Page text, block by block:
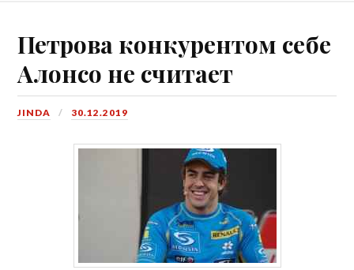
Петрова конкурентом себе
Алонсо не считает
JINDA 30.12.2019